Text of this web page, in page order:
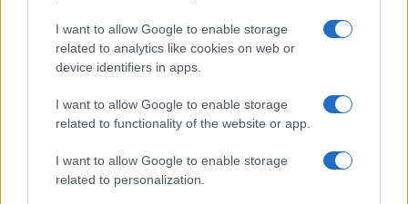
I want to allow Google to enable storage
related to analytics like cookies on web or
device identifiers in apps.
I want to allow Google to enable storage
related to functionality of the website or app.
I want to allow Google to enable storage
related to personalization.
Continua a leggere